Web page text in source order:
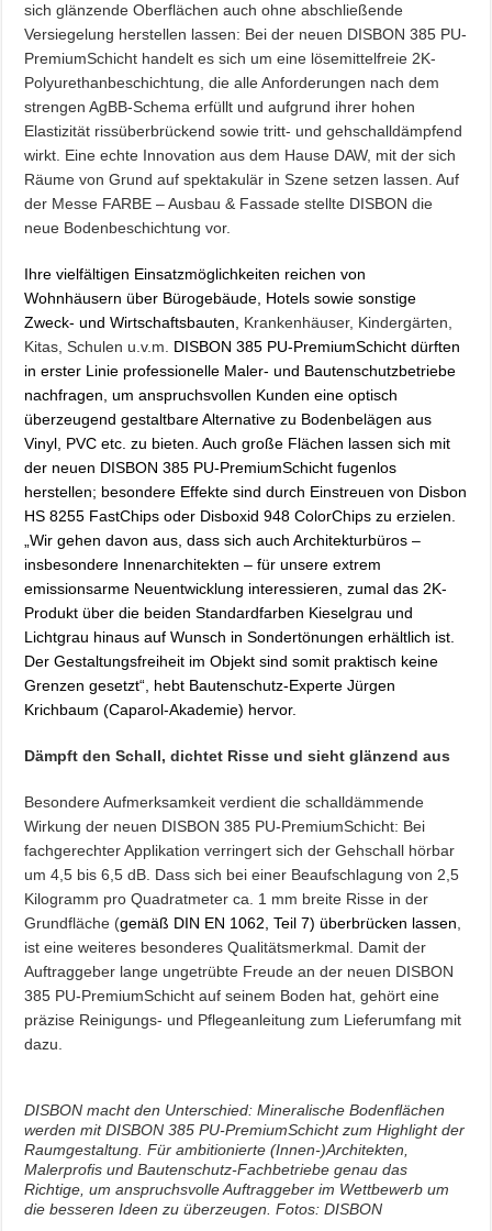
sich glänzende Oberflächen auch ohne abschließende
Versiegelung herstellen lassen: Bei der neuen DISBON 385 PU-
PremiumSchicht handelt es sich um eine lösemittelfreie 2K-
Polyurethanbeschichtung, die alle Anforderungen nach dem
strengen AgBB-Schema erfüllt und aufgrund ihrer hohen
Elastizität rissüberbrückend sowie tritt- und gehschalldämpfend
wirkt. Eine echte Innovation aus dem Hause DAW, mit der sich
Räume von Grund auf spektakulär in Szene setzen lassen. Auf
der Messe FARBE – Ausbau & Fassade stellte DISBON die
neue Bodenbeschichtung vor.
Ihre vielfältigen Einsatzmöglichkeiten reichen von
Wohnhäusern über Bürogebäude, Hotels sowie sonstige
Zweck- und Wirtschaftsbauten, Krankenhäuser, Kindergärten,
Kitas, Schulen u.v.m. DISBON 385 PU-PremiumSchicht dürften
in erster Linie professionelle Maler- und Bautenschutzbetriebe
nachfragen, um anspruchsvollen Kunden eine optisch
überzeugend gestaltbare Alternative zu Bodenbelägen aus
Vinyl, PVC etc. zu bieten. Auch große Flächen lassen sich mit
der neuen DISBON 385 PU-PremiumSchicht fugenlos
herstellen; besondere Effekte sind durch Einstreuen von Disbon
HS 8255 FastChips oder Disboxid 948 ColorChips zuerzielen.
„Wir gehen davon aus, dass sich auch Architekturbüros –
insbesondere Innenarchitekten – für unsere extrem
emissionsarme Neuentwicklung interessieren, zumal das 2K-
Produkt über die beiden Standardfarben Kieselgrau und
Lichtgrau hinaus auf Wunsch in Sondertönungen erhältlich ist.
Der Gestaltungsfreiheit im Objekt sind somit praktisch keine
Grenzen gesetzt“, hebt Bautenschutz-Experte Jürgen
Krichbaum (Caparol-Akademie) hervor.
Dämpft den Schall, dichtet Risse und sieht glänzend aus
Besondere Aufmerksamkeit verdient die schalldämmende
Wirkung der neuen DISBON 385 PU-PremiumSchicht: Bei
fachgerechter Applikation verringert sich der Gehschall hörbar
um 4,5 bis 6,5 dB. Dass sich bei einer Beaufschlagung von 2,5
Kilogramm pro Quadratmeter ca. 1 mm breite Risse in der
Grundfläche (gemäß DIN EN 1062, Teil 7) überbrücken lassen,
ist eine weiteres besonderes Qualitätsmerkmal. Damit der
Auftraggeber lange ungetrübte Freude an der neuen DISBON
385 PU-PremiumSchicht auf seinem Boden hat, gehört eine
präzise Reinigungs- und Pflegeanleitung zum Lieferumfang mit
dazu.
DISBON macht den Unterschied: Mineralische Bodenflächen
werden mit DISBON 385 PU-PremiumSchicht zum Highlight der
Raumgestaltung. Für ambitionierte (Innen-)Architekten,
Malerprofis und Bautenschutz-Fachbetriebe genau das
Richtige, um anspruchsvolle Auftraggeber im Wettbewerb um
die besseren Ideen zu überzeugen. Fotos: DISBON